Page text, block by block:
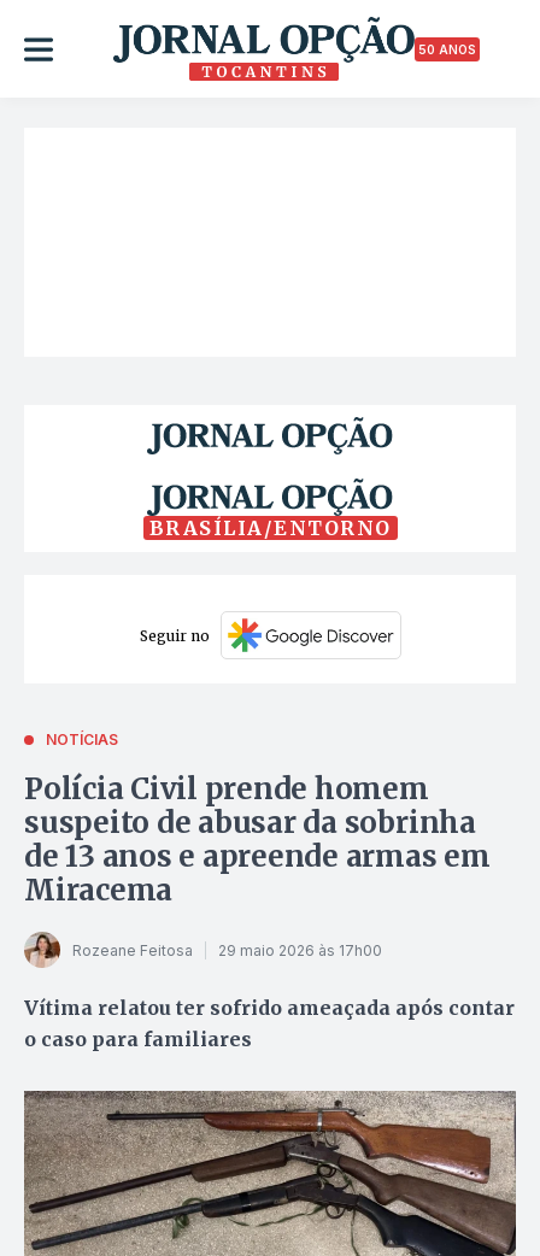
50 ANOS
BRASÍLIA/ENTORNO
Seguir no
NOTÍCIAS
Polícia Civil prende homem
suspeito de abusar da sobrinha
de 13 anos e apreende armas em
Miracema
Rozeane Feitosa 29 maio 2026 às 17h00
Vítima relatou ter sofrido ameaçada após contar
o caso para familiares